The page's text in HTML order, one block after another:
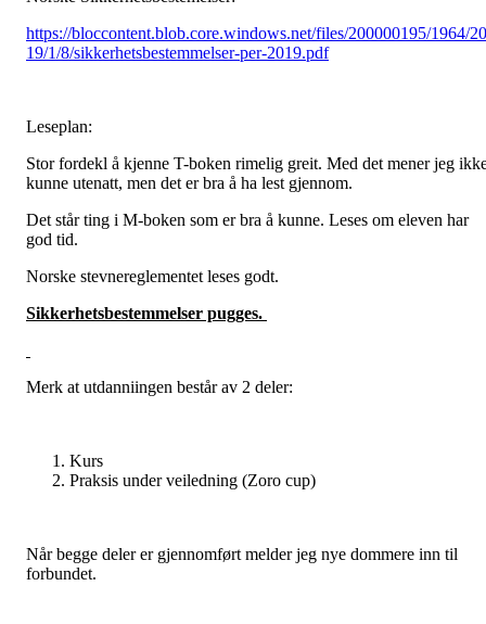
https://bloccontent.blob.core.windows.net/files/200000195/1964/20
19/1/8/sikkerhetsbestemmelser-per-2019.pdf
Leseplan:
Stor fordekl å kjenne T-boken rimelig greit. Med det mener jeg
kunne utenatt, men det er bra å ha lest gjennom.
Det står ting i M-boken som er bra å kunne. Leses om eleven har
god tid.
Norske stevnereglementet leses godt.
Sikkerhetsbestemmelser pugges.
Merk at utdanniingen består av 2 deler:
Kurs
Praksis under veiledning (Zoro cup)
Når begge deler er gjennomført melder jeg nye dommere inn til
forbundet.